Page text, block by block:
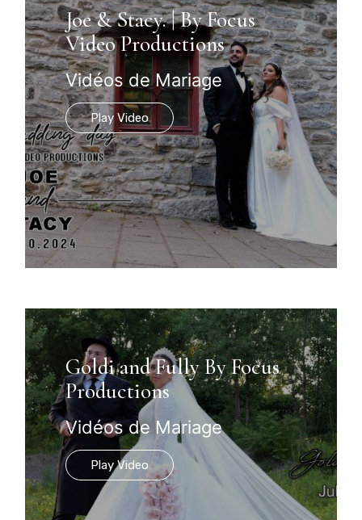
Joe & Stacy. | By Focus
Video Productions
Vidéos de Mariage
Play Video
Goldi and Fully By Focus
Productions
Vidéos de Mariage
Play Video